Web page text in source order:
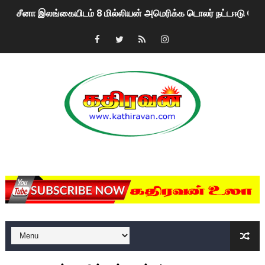
சீனா இலங்கையிடம் 8 மில்லியன் அமெரிக்க டொலர் நட்டஈடு
01/11/2021 Scotland ல் நடைபெறும் கண்டனப்
பிரிட்டனால் கடத்தப்படும் நிலையில் இலங்கைத் தமிழ்
வர்ராரு...வர்ராரு... அண்ணாத்த : ரஜினிக்காக இலங்கை
தடுப்பூசியை பெற்றுக் கொள்ளக் கூடிய இடங்கள்...
சிறுமியை பாலியல் வன்கொடுமை செய்த முதியவருக்கு
பிரபல நடிகை தூக்கிட்டு தற்கொலை!
வடிவேலுவுக்கு நீதிமன்றம் விதித்துள்ள அதிரடி உத்தரவு!